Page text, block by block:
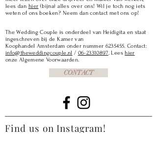
lees dan hier (bijna) alles over ons! Wil je toch nog iets
weten of ons boeken? Neem dan contact met ons op!
The Wedding Couple is onderdeel van Heidigita en staat
ingeschreven bij de Kamer van
Koophandel Amsterdam onder nummer 6235455. Contact:
info@theweddingcouple.nl / 06-23310897. Leeshier
onze Algemene Voorwaarden.
CONTACT
Find us on Instagram!